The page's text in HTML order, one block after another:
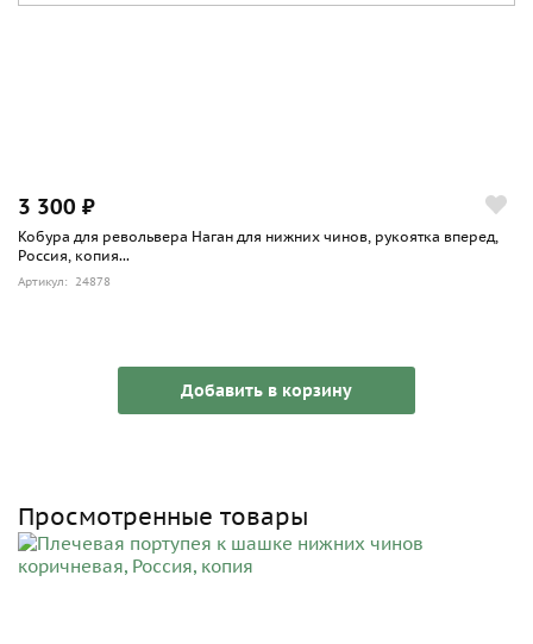
3 300 ₽
Кобура для револьвера Наган для нижних чинов, рукоятка вперед,
Россия, копия...
Артикул: 24878
Добавить в корзину
Просмотренные товары